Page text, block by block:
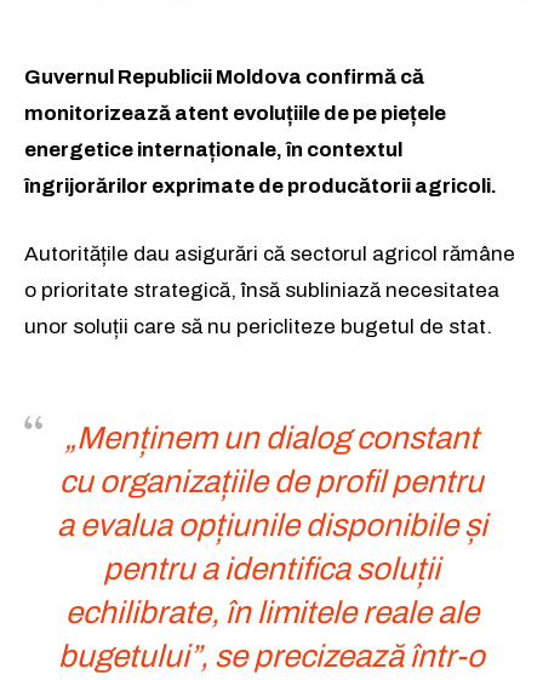
Guvernul Republicii Moldova confirmă că
monitorizează atent evoluțiile de pe piețele
energetice internaționale, în contextul
îngrijorărilor exprimate de producătorii agricoli.
Autoritățile dau asigurări că sectorul agricol rămâne
o prioritate strategică, însă subliniază necesitatea
unor soluții care să nu pericliteze bugetul de stat.
„Menținem un dialog constant
cu organizațiile de profil pentru
a evalua opțiunile disponibile și
pentru a identifica soluții
echilibrate, în limitele reale ale
bugetului”, se precizează într-o